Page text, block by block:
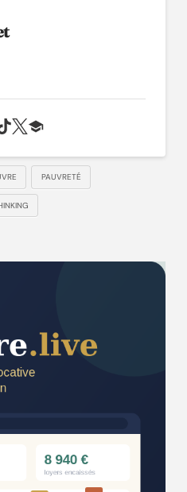
PAUVRETÉ